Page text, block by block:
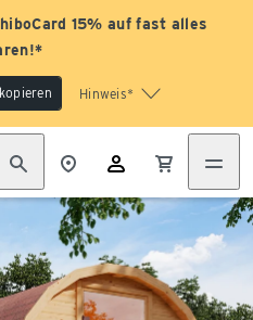
15% auf fast alles
Hinweis*